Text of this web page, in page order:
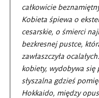
całkowicie
Kobieta śpiewa o
cesarskie, o śmierci
bezkresnej pustce,
zawłaszczyła
kobiety, wydobywa się
słyszalna gdzieś
Hokkaido, między